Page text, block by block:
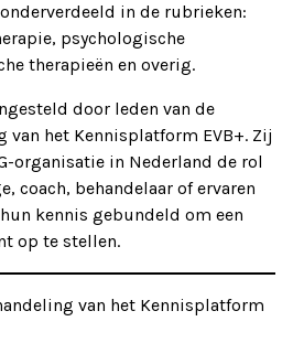
in de rubrieken:
psychologische
therapieën en overig.
door leden van de
van het Kennisplatform EVB+. Zij
organisatie in Nederland de rol
coach, behandelaar of ervaren
kennis gebundeld om een
op te stellen.
van het Kennisplatform